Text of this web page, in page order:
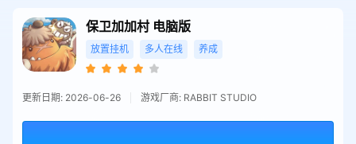
保卫加加村 电脑版
放置挂机 多人在线 养成
更新日期: 2026-06-26 游戏厂商: RABBIT STUDIO